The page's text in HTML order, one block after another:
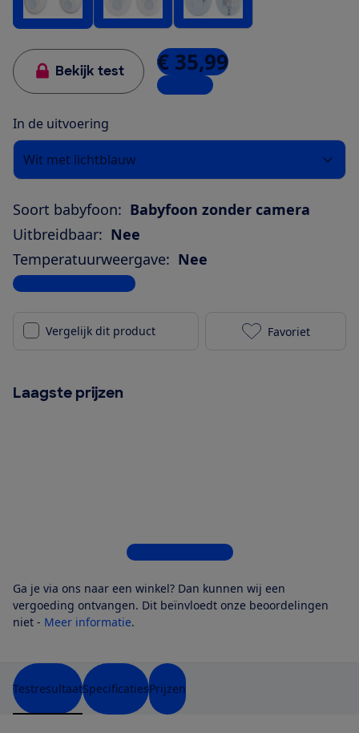
Bekijk test € 35,99
4 winkels
In de uitvoering
Wit met lichtblauw
Soort babyfoon: Babyfoon zonder camera
Uitbreidbaar: Nee
Temperatuurweergave: Nee
Bekijk alle specificaties
Vergelijk dit product Alecto DBX-
Favoriet
Laagste prijzen
Bekijk alle 4 winkels
Ga je via ons naar een winkel? Dan kunnen wij een
vergoeding ontvangen. Dit beïnvloedt onze beoordelingen
niet - Meer informatie.
TestresultaatSpecificatiesPrijzen